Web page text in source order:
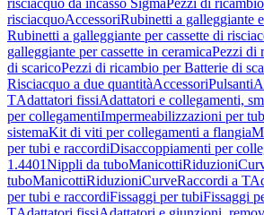
risciacquo da incasso SigmaPezzi di
risciacquoAccessoriRubinetti a galleggiante
Rubinetti a galleggiante per cassette di
galleggiante per cassette in ceramicaPezzi di
di scaricoPezzi di ricambio per Batterie di
Risciacquo a due quantitàAccessoriPulsanti
TAdattatori fissiAdattatori e collegamenti,
per collegamentiImpermeabilizzazioni per
sistemaKit di viti per collegamenti a flangia
per tubi e raccordiDisaccoppiamenti per
1.4401Nippli da tuboManicottiRiduzioni
tuboManicottiRiduzioniCurveRaccordi a T
per tubi e raccordiFissaggi per tubiFissaggi